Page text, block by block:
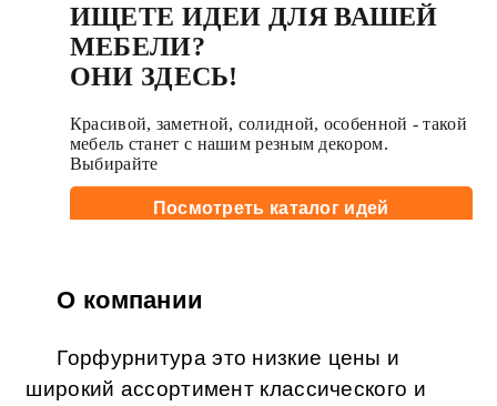
ИЩЕТЕ ИДЕИ ДЛЯ ВАШЕЙ
МЕБЕЛИ?
ОНИ ЗДЕСЬ!
Красивой, заметной, солидной, особенной - такой
мебель станет с нашим резным декором.
Выбирайте
Посмотреть каталог идей
О компании
Горфурнитура это низкие цены и
широкий ассортимент классического и